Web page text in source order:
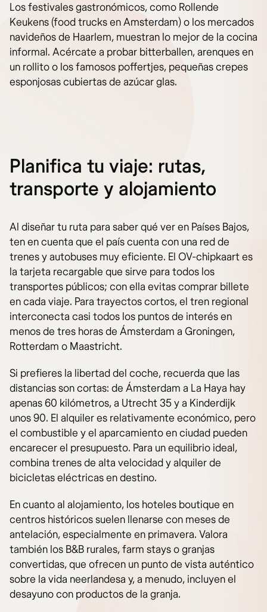
Los festivales gastronómicos, como Rollende
Keukens (food trucks en Amsterdam) o los mercados
navideños de Haarlem, muestran lo mejor de la cocina
informal. Acércate a probar bitterballen, arenques en
un rollito o los famosos poffertjes, pequeñas crepes
esponjosas cubiertas de azúcar glas.
Planifica tu viaje: rutas,
transporte y alojamiento
Al diseñar tu ruta para saber qué ver en Países Bajos,
ten en cuenta que el país cuenta con una red de
trenes y autobuses muy eficiente. El OV-chipkaart es
la tarjeta recargable que sirve para todos los
transportes públicos; con ella evitas comprar billete
en cada viaje. Para trayectos cortos, el tren regional
interconecta casi todos los puntos de interés en
menos de tres horas de Ámsterdam a Groningen,
Rotterdam o Maastricht.
Si prefieres la libertad del coche, recuerda que las
distancias son cortas: de Ámsterdam a La Haya hay
apenas 60 kilómetros, a Utrecht 35 y a Kinderdijk
unos 90. El alquiler es relativamente económico, pero
el combustible y el aparcamiento en ciudad pueden
encarecer el presupuesto. Para un equilibrio ideal,
combina trenes de alta velocidad y alquiler de
bicicletas eléctricas en destino.
En cuanto al alojamiento, los hoteles boutique en
centros históricos suelen llenarse con meses de
antelación, especialmente en primavera. Valora
también los B&B rurales, farm stays o granjas
convertidas, que ofrecen un punto de vista auténtico
sobre la vida neerlandesa y, a menudo, incluyen el
desayuno con productos de la granja.